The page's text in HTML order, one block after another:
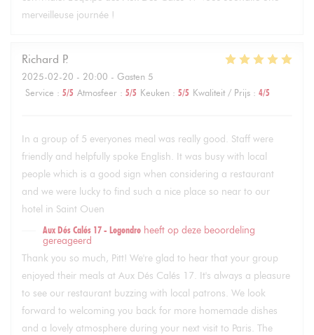
merveilleuse journée !
Richard P
2025-02-20 - 20:00 - Gasten 5
Service : 5/5 Atmosfeer : 5/5 Keuken : 5/5 Kwaliteit / Prijs : 4/5
In a group of 5 everyones meal was really good. Staff were
friendly and helpfully spoke English. It was busy with local
people which is a good sign when considering a restaurant
and we were lucky to find such a nice place so near to our
hotel in Saint Ouen
Aux Dés Calés 17 - Legendre heeft op deze beoordeling
gereageerd
Thank you so much, Pitt! We're glad to hear that your group
enjoyed their meals at Aux Dés Calés 17. It's always a pleasure
to see our restaurant buzzing with local patrons. We look
forward to welcoming you back for more homemade dishes
and a lovely atmosphere during your next visit to Paris. The